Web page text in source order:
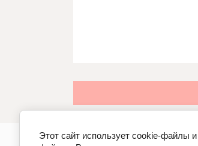
Этот сайт использует cookie-файлы